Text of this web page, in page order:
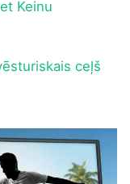
Keinu
ceļš